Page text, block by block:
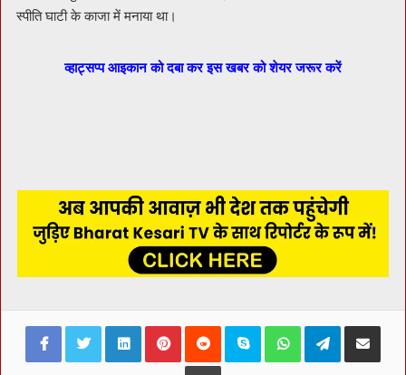
स्पीति घाटी के काजा में मनाया था।
व्हाट्सप्प आइकान को दबा कर इस खबर को शेयर जरूर करें
FacebookTwitterLinkedInPinterestReddit Skype WhatsAppTelegramShare via
Print